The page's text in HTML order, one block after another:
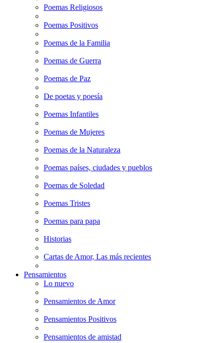
Poemas Religiosos
Poemas Positivos
Poemas de la Familia
Poemas de Guerra
Poemas de Paz
De poetas y poesía
Poemas Infantiles
Poemas de Mujeres
Poemas de la Naturaleza
Poemas países, ciudades y pueblos
Poemas de Soledad
Poemas Tristes
Poemas para papa
Historias
Cartas de Amor, Las más recientes
Pensamientos
Lo nuevo
Pensamientos de Amor
Pensamientos Positivos
Pensamientos de amistad